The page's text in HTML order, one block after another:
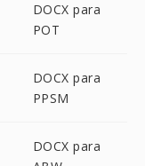
DOCX para
POT
DOCX para
PPSM
DOCX para